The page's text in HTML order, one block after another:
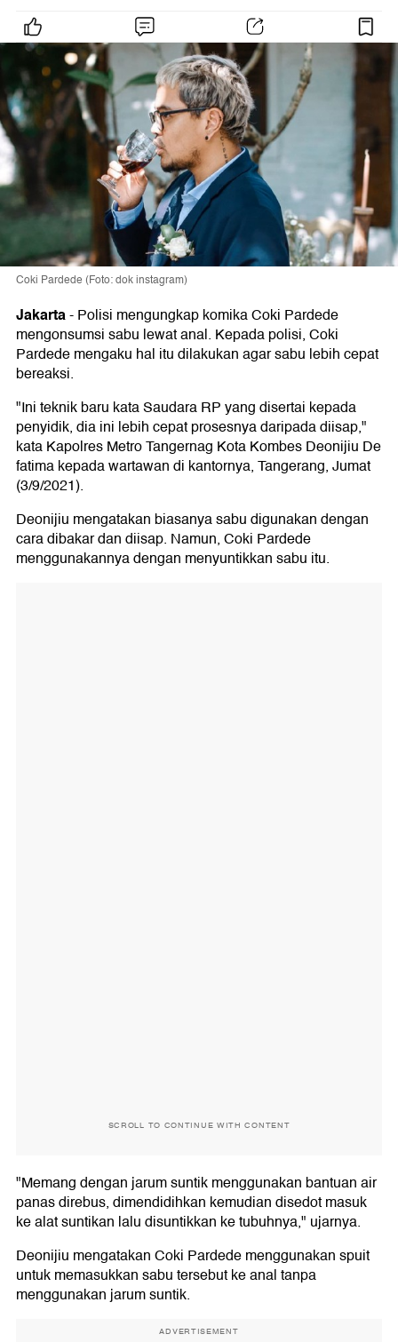
Coki Pardede (Foto: dok instagram)
Jakarta-Polisi mengungkap komika Coki Pardede
mengonsumsi sabu lewat anal. Kepada polisi, Coki
Pardede mengaku hal itu dilakukan agar sabu lebih cepat
bereaksi.
"Ini teknik baru kata Saudara RP yang disertai kepada
penyidik, dia ini lebih cepat prosesnya daripada diisap,"
kata Kapolres Metro Tangernag Kota Kombes Deonijiu De
fatima kepada wartawan di kantornya, Tangerang, Jumat
(3/9/2021).
Deonijiu mengatakan biasanya sabu digunakan dengan
cara dibakar dan diisap. Namun, Coki Pardede
menggunakannya dengan menyuntikkan sabu itu.
SCROLL TO CONTINUE WITH CONTENT
"Memang dengan jarum suntik menggunakan bantuan air
panas direbus, dimendidihkan kemudian disedot masuk
ke alat suntikan lalu disuntikkan ke tubuhnya," ujarnya.
Deonijiu mengatakan Coki Pardede menggunakan spuit
untuk memasukkan sabu tersebut ke anal tanpa
menggunakan jarum suntik.
ADVERTISEMENT